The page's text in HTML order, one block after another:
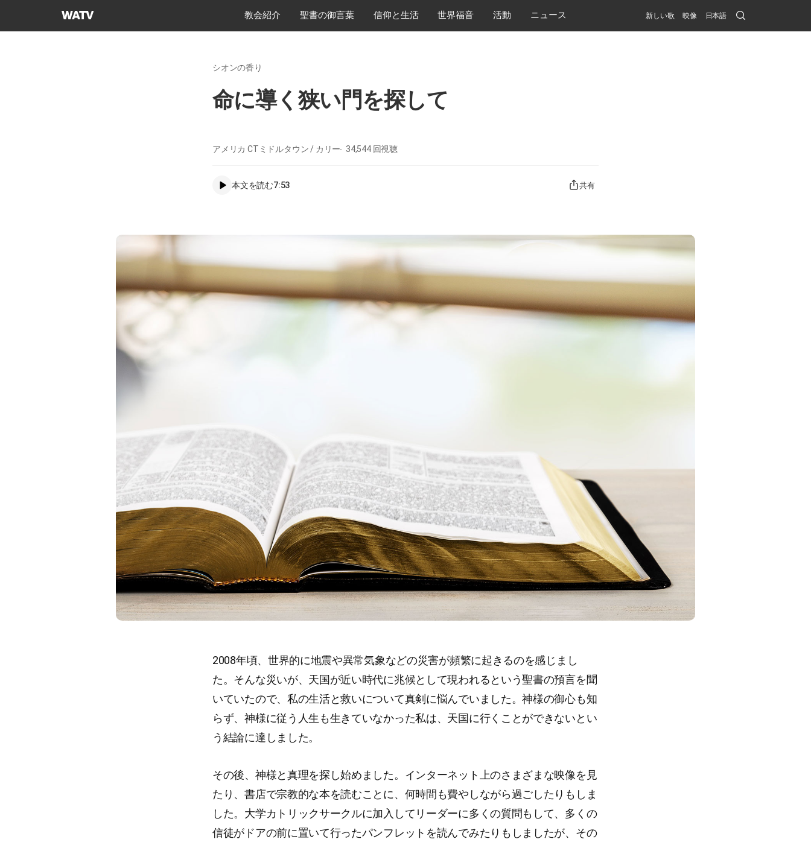
神
教会紹介 ​聖書の御言葉 ​信仰と生活 世界福音 活動 ニュース 新しい歌 映像 日本語 Search
Submit
シオンの香り
命に導く狭い門を探して
アメリカ CTミドルタウン / カリー 34,544 回視聴
本文を読む7:53 共有
2008年頃、世界的に地震や異常気象などの災害が頻繁に起きるのを感じまし
た。そんな災いが、天国が近い時代に兆候として現われるという聖書の預言を聞
いていたので、私の生活と救いについて真剣に悩んでいました。神様の御心も知
らず、神様に従う人生も生きていなかった私は、天国に行くことができないとい
う結論に達しました。
その後、神様と真理を探し始めました。インターネット上のさまざまな映像を見
たり、書店で宗教的な本を読むことに、何時間も費やしながら過ごしたりもしま
した。大学カトリックサークルに加入してリーダーに多くの質問もして、多くの
信徒がドアの前に置いて行ったパンフレットを読んでみたりもしましたが、その